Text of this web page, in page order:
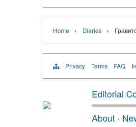
Home › Diaries ›
Privacy Terms FAQ
Editorial
About ·